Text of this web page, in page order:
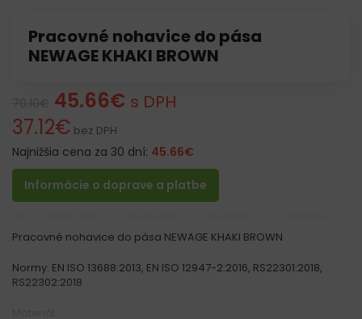
Pracovné nohavice do pása
NEWAGE KHAKI BROWN
45.66€ s DPH
37.12€ bez DPH
Najnižšia cena za 30 dní: 45.66€
Informácie o doprave a platbe
Pracovné nohavice do pása NEWAGE KHAKI BROWN
Normy: EN ISO 13688:2013, EN ISO 12947-2:2016, RS22301:2018,
RS22302:2018